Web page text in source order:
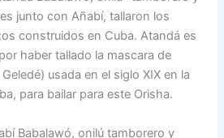
junto con Añabí, tallaron los
construidos en Cuba. Atandá es
haber tallado la mascara de
usada en el siglo XIX en la
para bailar para este Orisha.
Babalawó, onilú tamborero y